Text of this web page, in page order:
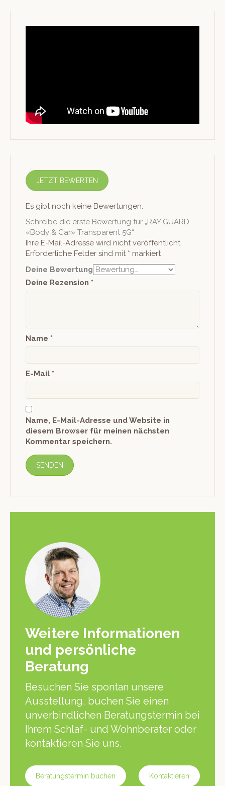
JETZT BEWERTEN
Es gibt noch keine Bewertungen.
Schreibe die erste Bewertung für „RAY GUARD
«Body & Car» Transparent 5G“
Ihre E-Mail-Adresse wird nicht veröffentlicht.
Erforderliche Felder sind mit * markiert
Deine Bewertung
Deine Rezension *
Name *
E-Mail *
Name, E-Mail-Adresse und Website in
diesem Browser für meinen nächsten
Kommentar speichern.
Weitere Informationen
und persönliche
Beratung
Besuchen Sie spontan unsere
Ausstellung, buchen Sie einen
unverbindlichen Beratungstermin bei
Ihrem Schlaf- und Wohnberater oder
kontaktieren Sie uns.
Beratungstermin buchen Kontaktieren